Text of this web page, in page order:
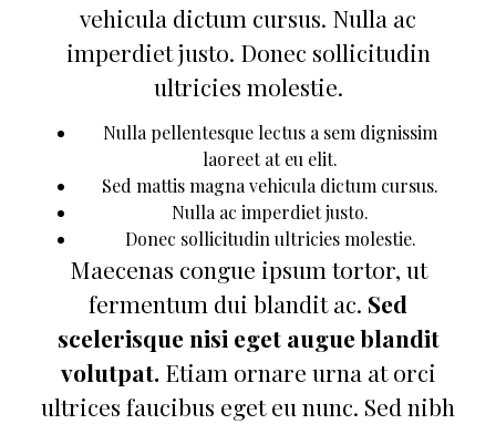
vehicula dictum cursus. Nulla ac
imperdiet justo. Donec sollicitudin
ultricies molestie.
Nulla pellentesque lectus a sem dignissim
laoreet at eu elit.
Sed mattis magna vehicula dictum cursus.
Nulla ac imperdiet justo.
Donec sollicitudin ultricies molestie.
Maecenas congue ipsum tortor, ut
fermentum dui blandit ac. Sed
scelerisque nisi eget augue blandit
volutpat.Etiam ornare urna at orci
ultrices faucibus eget eu nunc. Sed nibh